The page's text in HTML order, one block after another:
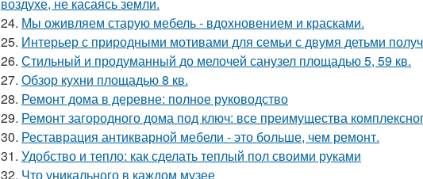
24. Мы оживляем старую мебель - вдохновением и красками.
25. Интерьер с природными мотивами для семьи с двумя детьми
26. Стильный и продуманный до мелочей санузел площадью 5, 59 кв.
27. Обзор кухни площадью 8 кв.
28. Ремонт дома в деревне: полное руководство
29. Ремонт загородного дома под ключ: все преимущества
30. Реставрация антикварной мебели - это больше, чем ремонт.
31. Удобство и тепло: как сделать теплый пол своими руками
32. Что уникального в каждом музее